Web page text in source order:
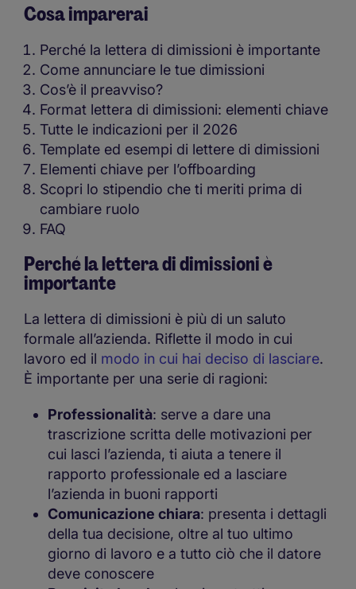
Cosa imparerai
Perché la lettera di dimissioni è importante
Come annunciare le tue dimissioni
Cos’è il preavviso?
Format lettera di dimissioni: elementi chiave
Tutte le indicazioni per il 2026
Template ed esempi di lettere di dimissioni
Elementi chiave per l’offboarding
Scopri lo stipendio che ti meriti prima di
cambiare ruolo
FAQ
Perché la lettera di dimissioni è
importante
La lettera di dimissioni è più di un saluto
formale all’azienda. Riflette il modo in cui
lavoro ed il modo in cui hai deciso di lasciare.
È importante per una serie di ragioni:
Professionalità: serve a dare una
trascrizione scritta delle motivazioni per
cui lasci l’azienda, ti aiuta a tenere il
rapporto professionale ed a lasciare
l’azienda in buoni rapporti
Comunicazione chiara: presenta i dettagli
della tua decisione, oltre al tuo ultimo
giorno di lavoro e a tutto ciò che il datore
deve conoscere